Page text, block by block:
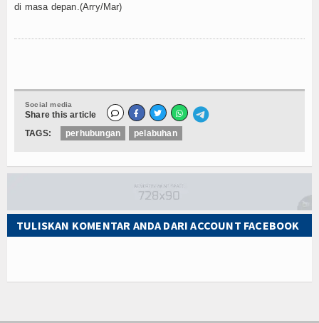
di masa depan.(Arry/Mar)
Social media
Share this article
TAGS:
perhubungan pelabuhan
TULISKAN KOMENTAR ANDA DARI ACCOUNT FACEBOOK